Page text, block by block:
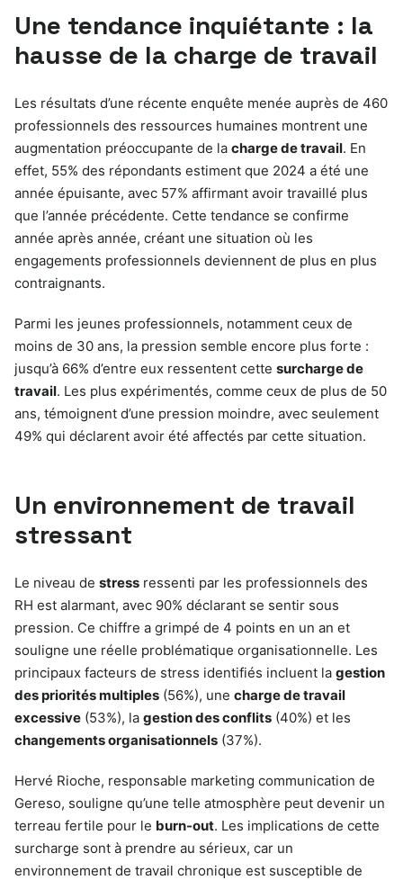
Une tendance inquiétante : la
hausse de la charge de travail
Les résultats d’une récente enquête menée auprès de 460
professionnels des ressources humaines montrent une
augmentation préoccupante de la charge de travail. En
effet, 55% des répondants estiment que 2024 a été une
année épuisante, avec 57% affirmant avoir travaillé plus
que l’année précédente. Cette tendance se confirme
année après année, créant une situation où les
engagements professionnels deviennent de plus en plus
contraignants.
Parmi les jeunes professionnels, notamment ceux de
moins de 30 ans, la pression semble encore plus forte :
jusqu’à 66% d’entre eux ressentent cette surcharge de
travail. Les plus expérimentés, comme ceux de plus de 50
ans, témoignent d’une pression moindre, avec seulement
49% qui déclarent avoir été affectés par cette situation.
Un environnement de travail
stressant
Le niveau de stress ressenti par les professionnels des
RH est alarmant, avec 90% déclarant se sentir sous
pression. Ce chiffre a grimpé de 4 points en un an et
souligne une réelle problématique organisationnelle. Les
principaux facteurs de stress identifiés incluent la gestion
des priorités multiples (56%), une charge de travail
excessive (53%), la gestion des conflits (40%) et les
changements organisationnels (37%).
Hervé Rioche, responsable marketing communication de
Gereso, souligne qu’une telle atmosphère peut devenir un
terreau fertile pour le burn-out. Les implications de cette
surcharge sont à prendre au sérieux, car un
environnement de travail chronique est susceptible de